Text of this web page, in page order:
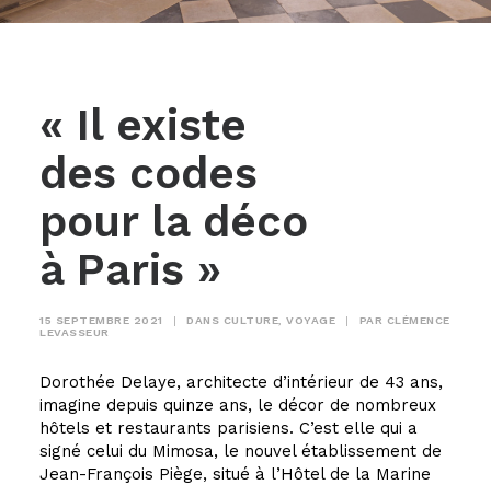
« Il existe
des codes
pour la déco
à Paris »
15 SEPTEMBRE 2021 | DANS CULTURE VOYAGE | PAR CLÉMENCE
LEVASSEUR
Dorothée Delaye, architecte d’intérieur de 43 ans,
imagine depuis quinze ans, le décor de nombreux
hôtels et restaurants parisiens. C’est elle qui a
signé celui du Mimosa, le nouvel établissement de
Jean-François Piège, situé à l’Hôtel de la Marine